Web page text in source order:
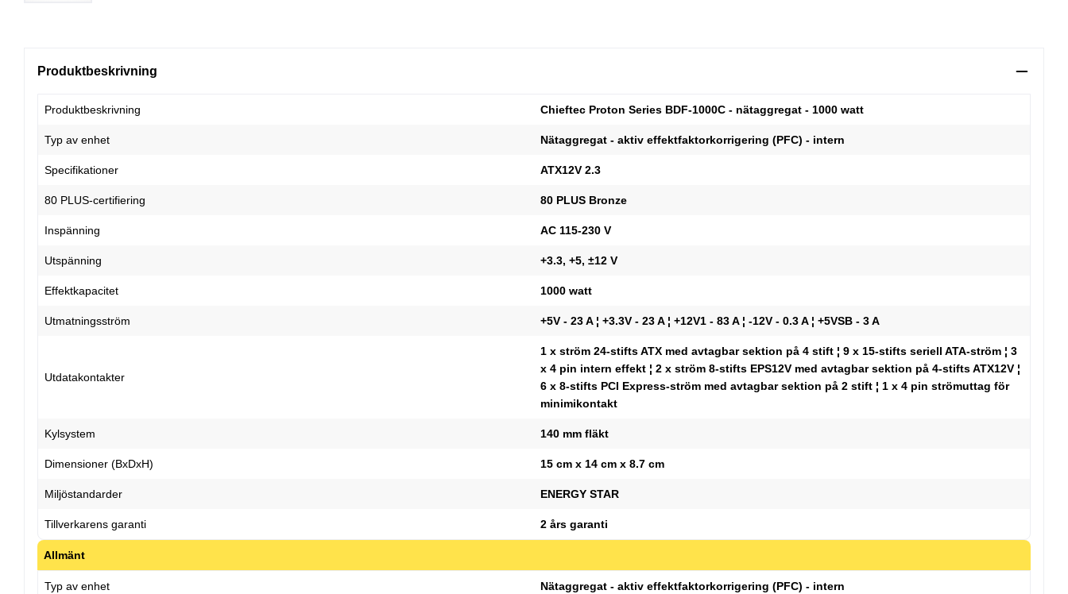
Produktbeskrivning
Produktbeskrivning Chieftec Proton Series BDF-1000C - nätaggregat - 1000 watt
Typ av enhet Nätaggregat - aktiv effektfaktorkorrigering (PFC) - intern
Specifikationer ATX12V 2.3
80 PLUS-certifiering 80 PLUS Bronze
Inspänning AC 115-230 V
Utspänning +3.3, +5, ±12 V
Effektkapacitet 1000 watt
Utmatningsström +5V - 23 A ¦ +3.3V - 23 A ¦ +12V1 - 83 A ¦ -12V - 0.3 A ¦ +5VSB - 3 A
Utdatakontakter
1 x ström 24-stifts ATX med avtagbar sektion på 4 stift ¦ 9 x 15-stifts seriell ATA-ström ¦ 3
x 4 pin intern effekt ¦ 2 x ström 8-stifts EPS12V med avtagbar sektion på 4-stifts ATX12V ¦
6 x 8-stifts PCI Express-ström med avtagbar sektion på 2 stift ¦ 1 x 4 pin strömuttag för
minimikontakt
Kylsystem 140 mm fläkt
Dimensioner (BxDxH) 15 cm x 14 cm x 8.7 cm
Miljöstandarder ENERGY STAR
Tillverkarens garanti 2 års garanti
Allmänt
Typ av enhet Nätaggregat - aktiv effektfaktorkorrigering (PFC) - intern